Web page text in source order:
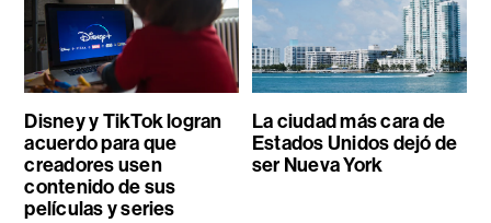
Disney y TikTok logran
acuerdo para que
creadores usen
contenido de sus
películas y series
La ciudad más cara de
Estados Unidos dejó de
ser Nueva York